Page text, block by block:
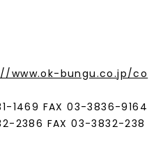
www.ok-bungu.co.jp/co
1469 FAX 03-3836-9164
2386 FAX 03-3832-238